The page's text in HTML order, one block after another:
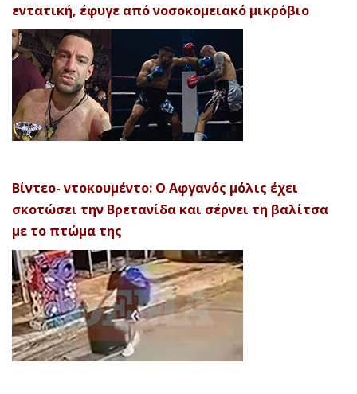
εντατική, έφυγε από νοσοκομειακό μικρόβιο
Βίντεο- ντοκουμέντο: Ο Αφγανός μόλις έχει
σκοτώσει την Βρετανίδα και σέρνει τη βαλίτσα
με το πτώμα της